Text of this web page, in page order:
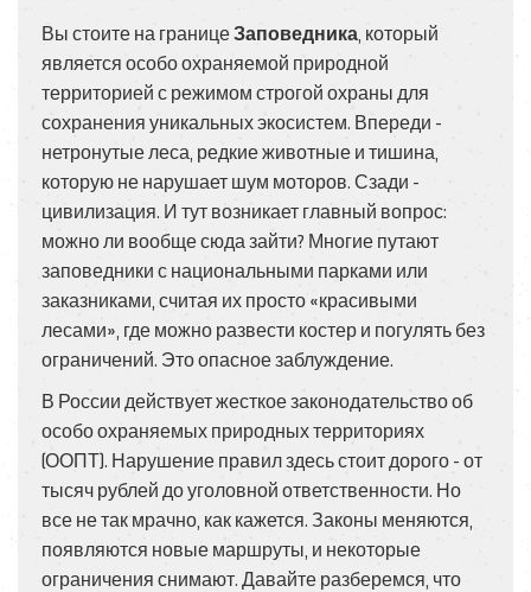
Вы стоите на границеЗаповедника, который
является особо охраняемой природной
территорией с режимом строгой охраны для
сохранения уникальных экосистем. Впереди -
нетронутые леса, редкие животные и тишина,
которую не нарушает шум моторов. Сзади -
цивилизация. И тут возникает главный вопрос:
можно ли вообще сюда зайти? Многие путают
заповедники с национальными парками или
заказниками, считая их просто «красивыми
лесами», где можно развести костер и погулять без
ограничений. Это опасное заблуждение.
В России действует жесткое законодательство об
особо охраняемых природных территориях
(ООПТ). Нарушение правил здесь стоит дорого - от
тысяч рублей до уголовной ответственности. Но
все не так мрачно, как кажется. Законы меняются,
появляются новые маршруты, и некоторые
ограничения снимают. Давайте разберемся, что